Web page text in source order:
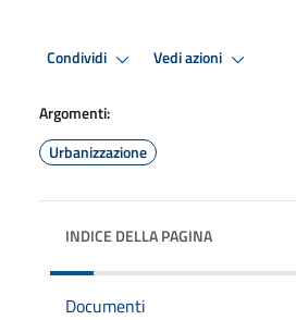
Condividi Vedi azioni
Argomenti:
Urbanizzazione
INDICE DELLA PAGINA
Documenti